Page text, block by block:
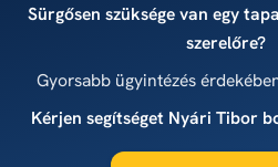
Sürgősen szüksége van egy
szerelőre?
Gyorsabb ügyintézés
Kérjen segítséget Nyári Tibor